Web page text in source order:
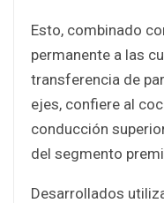
Esto, combinado
permanente a las
transferencia de
ejes, confiere al
conducción
del segmento
Desarrollados